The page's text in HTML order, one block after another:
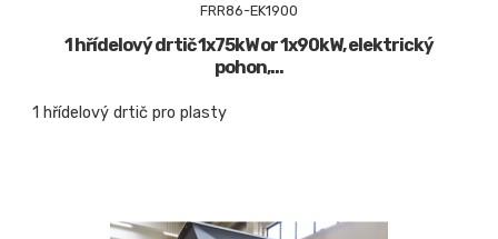
FRR86-EK1900
1 hřídelový drtič 1x75kW or 1x90kW, elektrický
pohon,...
1 hřídelový drtič pro plasty